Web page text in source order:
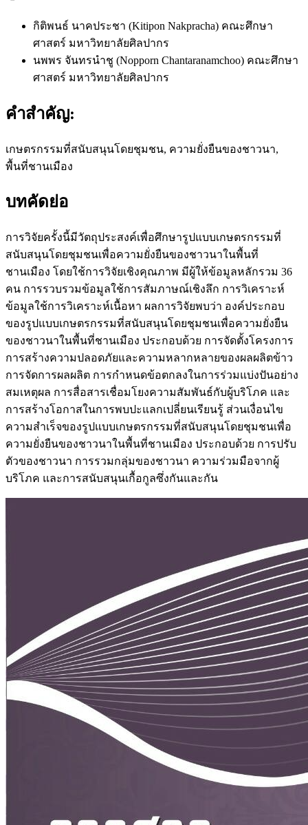
กิติพนธ์ นาคประชา (Kitipon Nakpracha) คณะศึกษา
ศาสตร์ มหาวิทยาลัยศิลปากร
นพพร จันทรนำชู (Nopporn Chantaranamchoo) คณะศึกษา
ศาสตร์ มหาวิทยาลัยศิลปากร
คำสำคัญ:
เกษตรกรรมที่สนับสนุนโดยชุมชน, ความยั่งยืนของชาวนา,
พื้นที่ชานเมือง
บทคัดย่อ
การวิจัยครั้งนี้มีวัตถุประสงค์เพื่อศึกษารูปแบบเกษตรกรรมที่
สนับสนุนโดยชุมชนเพื่อความยั่งยืนของชาวนาในพื้นที่
ชานเมือง โดยใช้การวิจัยเชิงคุณภาพ มีผู้ให้ข้อมูลหลักรวม 36
คน การรวบรวมข้อมูลใช้การสัมภาษณ์เชิงลึก การวิเคราะห์
ข้อมูลใช้การวิเคราะห์เนื้อหา ผลการวิจัยพบว่า องค์ประกอบ
ของรูปแบบเกษตรกรรมที่สนับสนุนโดยชุมชนเพื่อความยั่งยืน
ของชาวนาในพื้นที่ชานเมือง ประกอบด้วย การจัดตั้งโครงการ
การสร้างความปลอดภัยและความหลากหลายของผลผลิตข้าว
การจัดการผลผลิต การกำหนดข้อตกลงในการร่วมแบ่งปันอย่าง
สมเหตุผล การสื่อสารเชื่อมโยงความสัมพันธ์กับผู้บริโภค และ
การสร้างโอกาสในการพบปะแลกเปลี่ยนเรียนรู้ ส่วนเงื่อนไข
ความสำเร็จของรูปแบบเกษตรกรรมที่สนับสนุนโดยชุมชนเพื่อ
ความยั่งยืนของชาวนาในพื้นที่ชานเมือง ประกอบด้วย การปรับ
ตัวของชาวนา การรวมกลุ่มของชาวนา ความร่วมมือจากผู้
บริโภค และการสนับสนุนเกื้อกูลซึ่งกันและกัน